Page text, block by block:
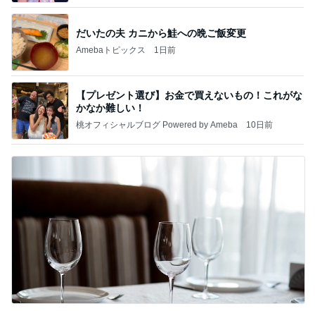
だいたの夫 カニから鮭への晩ご飯変更
Amebaトピックス 1日前
【プレゼント選び】お金で買えないもの！これがな
かなか難しい！
桃オフィシャルブログ Powered by Ameba 10日前